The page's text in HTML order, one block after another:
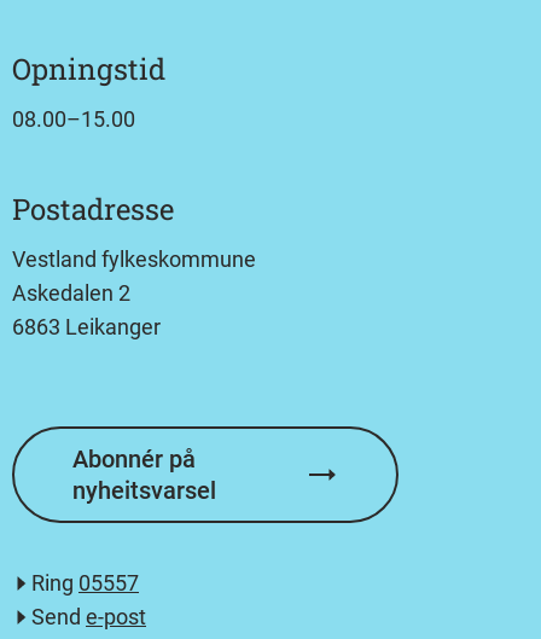
Opningstid
08.00–15.00
Postadresse
Vestland fylkeskommune
Askedalen 2
6863 Leikanger
Abonnér på
nyheitsvarsel
Ring 05557
Send e-post